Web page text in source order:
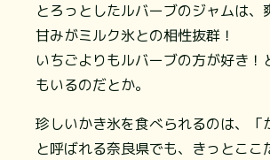
とろっとしたルバーブのジャムは、
甘みがミルク氷との相性抜群！
いちごよりもルバーブの方が好き！
もいるのだとか。
珍しいかき氷を食べられるのは、「
と呼ばれる奈良県でも、きっとここ